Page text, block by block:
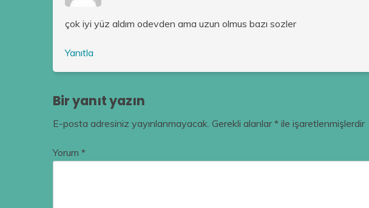
çok iyi yüz aldım odevden ama uzun olmus bazı sozler
Yanıtla
Bir yanıt yazın
E-posta adresiniz yayınlanmayacak. Gerekli alanlar* ile işaretlenmişlerdir
Yorum *